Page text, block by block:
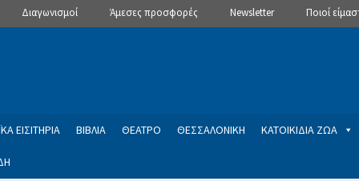
Διαγωνισμοί Άμεσες προσφορές Newsletter Ποιοί
ΕΙΣΙΤΗΡΙΑ ΒΙΒΛΙΑ ΘΕΑΤΡΟ ΘΕΣΣΑΛΟΝΙΚΗ ΚΑΤΟΙΚΙΔΙΑ ΖΩΑ